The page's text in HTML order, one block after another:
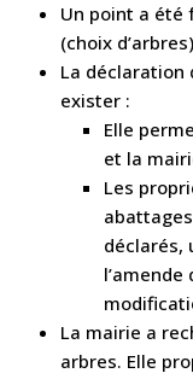
Un point a été
(choix d’arbres)
La déclaration
exister :
Elle
et la
Les
déclarés,
La mairie a
arbres. Elle